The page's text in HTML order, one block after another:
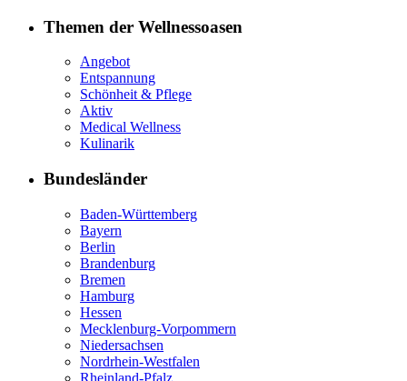
Themen der Wellnessoasen
Angebot
Entspannung
Schönheit & Pflege
Aktiv
Medical Wellness
Kulinarik
Bundesländer
Baden-Württemberg
Bayern
Berlin
Brandenburg
Bremen
Hamburg
Hessen
Mecklenburg-Vorpommern
Niedersachsen
Nordrhein-Westfalen
Rheinland-Pfalz